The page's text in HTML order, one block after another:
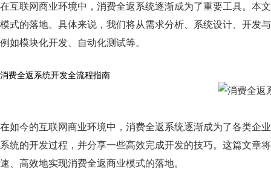
在互联网商业环境中，消费全返系统逐渐成为了重要工具。本
模式的落地。具体来说，我们将从需求分析、系统设计、开发
例如模块化开发、自动化测试等。
消费全返系统开发全流程指南
在如今的互联网商业环境中，消费全返系统逐渐成为了各类企
系统的开发过程，并分享一些高效完成开发的技巧。这篇文章
速、高效地实现消费全返商业模式的落地。